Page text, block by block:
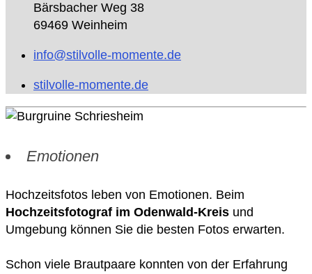
Bärsbacher Weg 38
69469 Weinheim
info@stilvolle-momente.de
stilvolle-momente.de
Emotionen
Hochzeitsfotos leben von Emotionen. Beim
Hochzeitsfotograf im Odenwald-Kreis und
Umgebung können Sie die besten Fotos erwarten.
Schon viele Brautpaare konnten von der Erfahrung